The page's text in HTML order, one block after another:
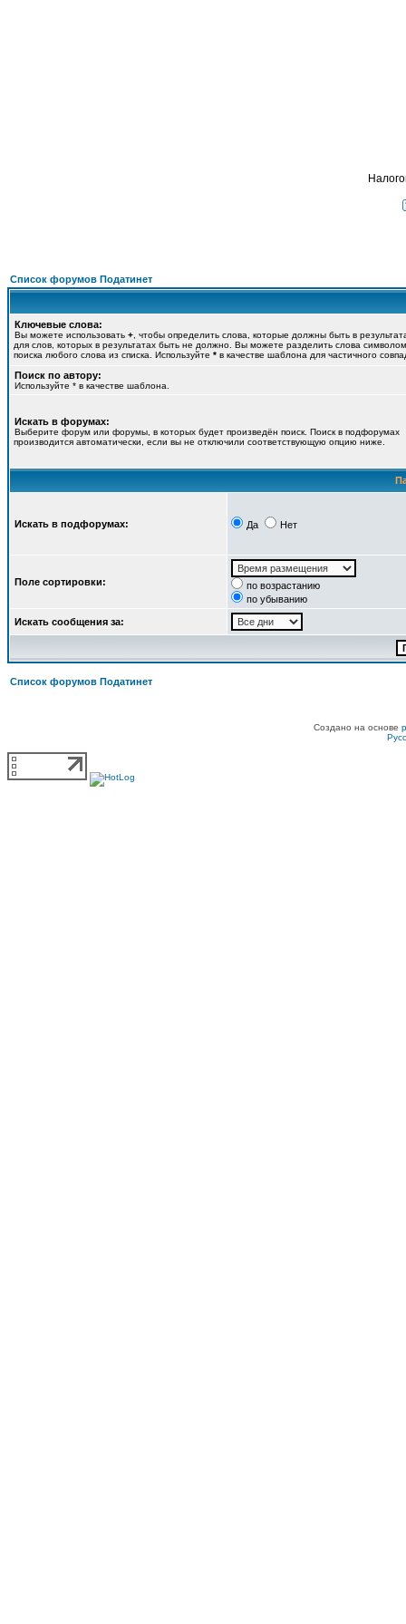
Список форумов Податинет
Ключевые слова:
Вы можете использовать + , чтобы определить слова, которые должны быть в
для слов, которых в результатах быть не должно. Вы можете разделить слова
поиска любого слова из списка. Используйте * в качестве шаблона для частичного
Поиск по автору:
Используйте * в качестве шаблона.
Искать в форумах:
Выберите форум или форумы, в которых будет произведён поиск. Поиск в подфорумах
производится автоматически, если вы не отключили соответствующую опцию ниже.
Искать в подфорумах: Да Нет
Поле сортировки:
по возрастанию
по убыванию
Искать сообщения за:
Список форумов Податинет
Создано на основе